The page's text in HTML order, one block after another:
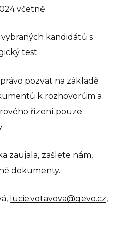
včetně
kandidátů s
test
pozvat na základě
k rozhovorům a
řízení pouze
zaujala, zašlete nám,
dokumenty.
lucie.votavova@gevo.cz,